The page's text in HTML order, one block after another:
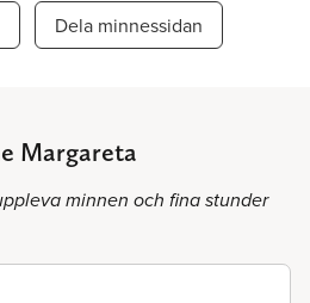
Dela minnessidan
Margareta
minnen och fina stunder